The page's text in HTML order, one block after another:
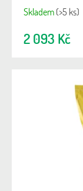
Skladem(>5 ks)
2 093 Kč